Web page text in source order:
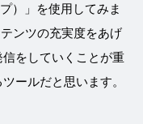
）」を使用してみま
ンツの充実度をあげ
をしていくことが重
ールだと思います。